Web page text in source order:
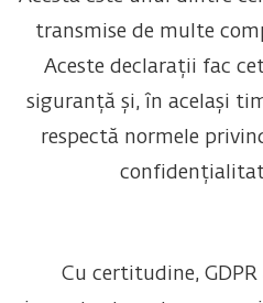
transmise de multe
Aceste declarații fac
siguranță și, în același
respectă normele
Cu certitudine,